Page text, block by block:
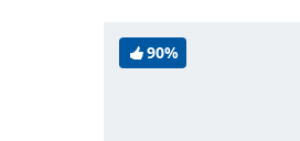
90%